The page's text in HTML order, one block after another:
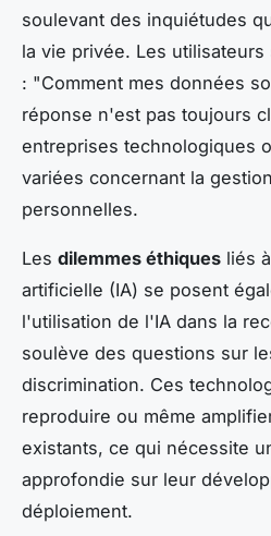
soulevant des inquiétudes
la vie privée. Les
: "Comment mes données
réponse n'est pas toujours
entreprises technologiques
variées concernant la
personnelles.
Les dilemmes éthiques liés
artificielle (IA) se posent
l'utilisation de l'IA dans la
soulève des questions sur
discrimination. Ces
reproduire ou même
existants, ce qui nécessite
approfondie sur leur
déploiement.